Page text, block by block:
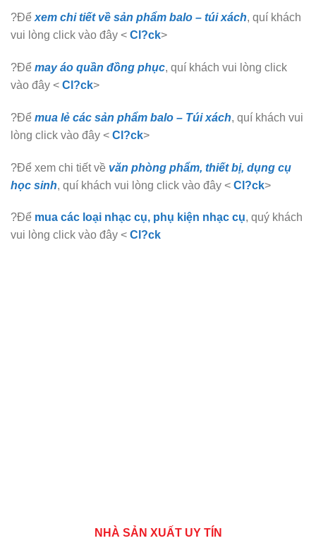
?Để xem chi tiết về sản phẩm balo – túi xách, quí khách
vui lòng click vào đây < Cl?ck>
?Để may áo quần đồng phục, quí khách vui lòng click
vào đây < Cl?ck>
?Để mua lẻ các sản phẩm balo – Túi xách, quí khách vui
lòng click vào đây < Cl?ck>
?Để xem chi tiết về văn phòng phẩm, thiết bị, dụng cụ
học sinh, quí khách vui lòng click vào đây < Cl?ck>
?Để mua các loại nhạc cụ, phụ kiện nhạc cụ, quý khách
vui lòng click vào đây < Cl?ck
NHÀ SẢN XUẤT UY TÍN